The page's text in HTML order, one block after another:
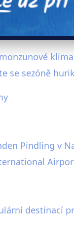
se sezóně
Pindling v
destinací